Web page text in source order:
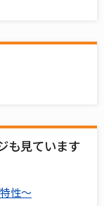
も見ています
性～